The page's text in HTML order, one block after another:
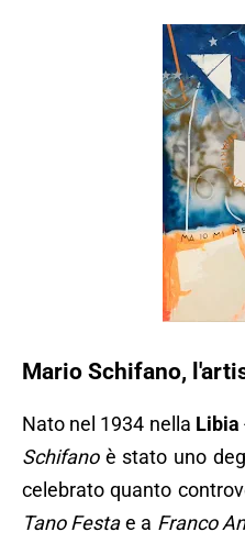
Mario Schifano,
Nato nel 1934 nella Libia
Schifanoè stato uno
celebrato quanto
Tano Festae a Franco